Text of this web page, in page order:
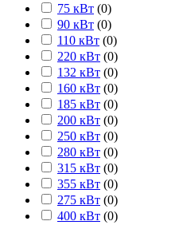
75 кВт (0)
90 кВт (0)
110 кВт (0)
220 кВт (0)
132 кВт (0)
160 кВт (0)
185 кВт (0)
200 кВт (0)
250 кВт (0)
280 кВт (0)
315 кВт (0)
355 кВт (0)
275 кВт (0)
400 кВт (0)